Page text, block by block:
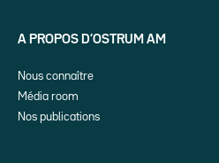
A PROPOS D’OSTRUM AM
Nous connaître
Média room
Nos publications